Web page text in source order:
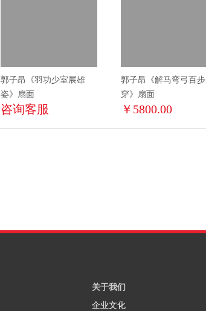
郭子昂《羽功少室展雄
姿》扇面
咨询客服
郭子昂《解马弯弓百步
穿》扇面
￥5800.00
关于我们
企业文化